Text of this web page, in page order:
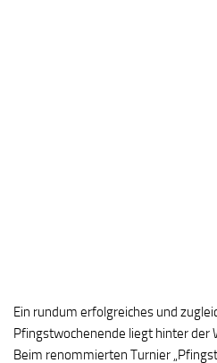
Ein rundum erfolgreiches und
Pfingstwochenende liegt hinter der
Beim renommierten Turnier